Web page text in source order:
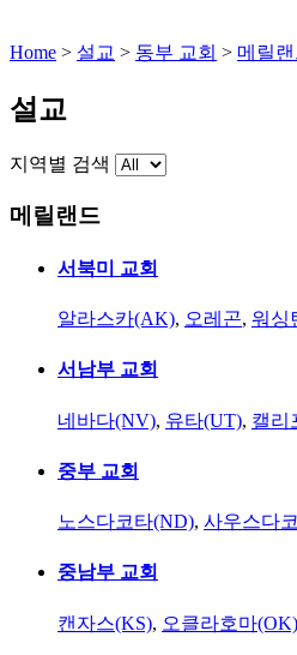
Home > 설교 > 동부 교회 > 메릴랜
설교
지역별 검색
메릴랜드
서북미 교회
알라스카(AK), 오레곤, 워싱
서남부 교회
네바다(NV), 유타(UT), 캘리
중부 교회
노스다코타(ND), 사우스다
중남부 교회
캔자스(KS), 오클라호마(OK)